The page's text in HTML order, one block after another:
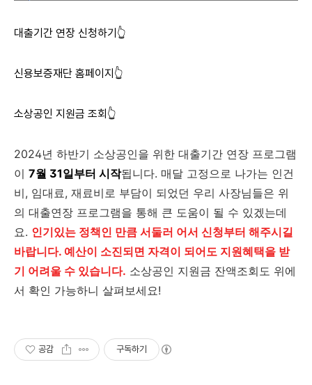
대출기간 연장 신청하기👆
신용보증재단 홈페이지👆
소상공인 지원금 조회👆
2024년 하반기 소상공인을 위한 대출기간 연장 프로그램
이 7월 31일부터 시작됩니다. 매달 고정으로 나가는 인건
비, 임대료, 재료비로 부담이 되었던 우리 사장님들은 위
의 대출연장 프로그램을 통해 큰 도움이 될 수 있겠는데
요. 인기있는 정책인 만큼 서둘러 어서 신청부터 해주시길
바랍니다. 예산이 소진되면 자격이 되어도 지원혜택을 받
기 어려울 수 있습니다. 소상공인 지원금 잔액조회도 위에
서 확인 가능하니 살펴보세요!
공감 구독하기